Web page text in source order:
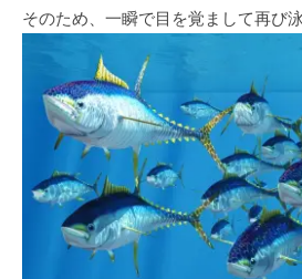
そのため、一瞬で目を覚まして再び